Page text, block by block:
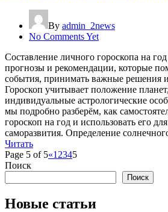
By admin_2news
No Comments Yet
Составление личного гороскопа на
прогнозы и рекомендации, которые
события, принимать важные решения
Гороскоп учитывает положение
индивидуальные астрологические
мы подробно разберём, как
гороскоп на год и использовать его
саморазвития. Определение
Читать
Page 5 of 5«1 2345
Поиск
Поиск
Новые статьи